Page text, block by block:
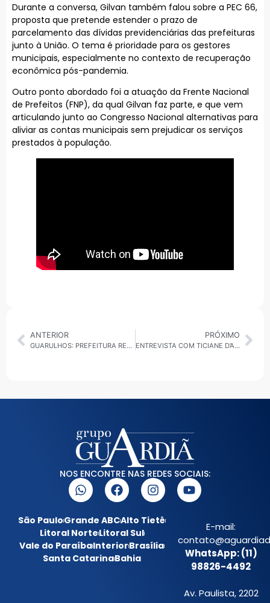
Durante a conversa, Gilvan também falou sobre a PEC 66,
proposta que pretende estender o prazo de
parcelamento das dívidas previdenciárias das prefeituras
junto à União. O tema é prioridade para os gestores
municipais, especialmente no contexto de recuperação
econômica pós-pandemia.
Outro ponto abordado foi a atuação da Frente Nacional
de Prefeitos (FNP), da qual Gilvan faz parte, e que vem
articulando junto ao Congresso Nacional alternativas para
aliviar as contas municipais sem prejudicar os serviços
prestados à população.
ANTERIOR
GUARULHOS: PREFEITURA REALIZA AÇÕES AMBIENTAIS EDUCATIVAS EM MAIO
PRÓXIMO
ENTREVISTA COM TICIANE D’ALOIA: ATENDIMENTO MÓVEL DA CDHU CHEGA AOS MUNICÍPIOS PAULISTAS
NOS ENCONTRE NAS REDES SOCIAIS:
São PauloGrande ABCAlto Tietê
Litoral NorteLitoral Sul
Vale do ParaíbaInteriorBrasília
Santa CatarinaBahia
E-mail:
WhatsApp: (11)
98826-4492
Av. Paulista, 2202